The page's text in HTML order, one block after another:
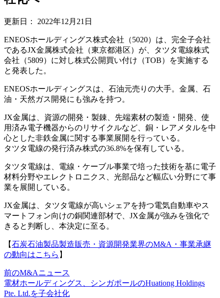
更新日： 2022年12月21日
ENEOSホールディングス株式会社（5020）は、完全子会社
であるJX金属株式会社（東京都港区）が、タツタ電線株式
会社（5809）に対し株式公開買い付け（TOB）を実施する
と発表した。
ENEOSホールディングスは、石油元売りの大手。金属、石
油・天然ガス開発にも強みを持つ。
JX金属は、資源の開発・製錬、先端素材の製造・開発、使
用済み電子機器からのリサイクルなど、銅・レアメタルを中
心とした非鉄金属に関する事業展開を行っている。
タツタ電線の発行済み株式の36.8%を保有している。
タツタ電線は、電線・ケーブル事業で培った技術を基に電子
材料分野やエレクトロニクス、光部品など幅広い分野にて事
業を展開している。
JX金属は、タツタ電線が高いシェアを持つ電気自動車やス
マートフォン向けの銅関連部材で、JX金属が強みを強化で
きると判断し、本決定に至る。
【石炭石油製品製造販売・資源開発業界のM&A・事業承継
の動向はこちら 】
前のM&Aニュース
電材ホールディングス、シンガポールのHuationg Holdings
Pte. Ltd.を子会社化